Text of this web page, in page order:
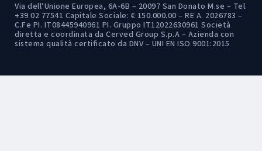
Via dell’Unione Europea, 6A-6B – 20097 San Donato M.se – Tel.
+39 02 77541 Capitale Sociale: € 150.000.00 – RE A. 2026783 –
C.Fe PI. IT08445940961 PI. Gruppo IT12022630961 Società
diretta e coordinata da Cerved Group S.p.A – Azienda con
sistema qualità certificato da DNV – UNI EN ISO 9001:2015